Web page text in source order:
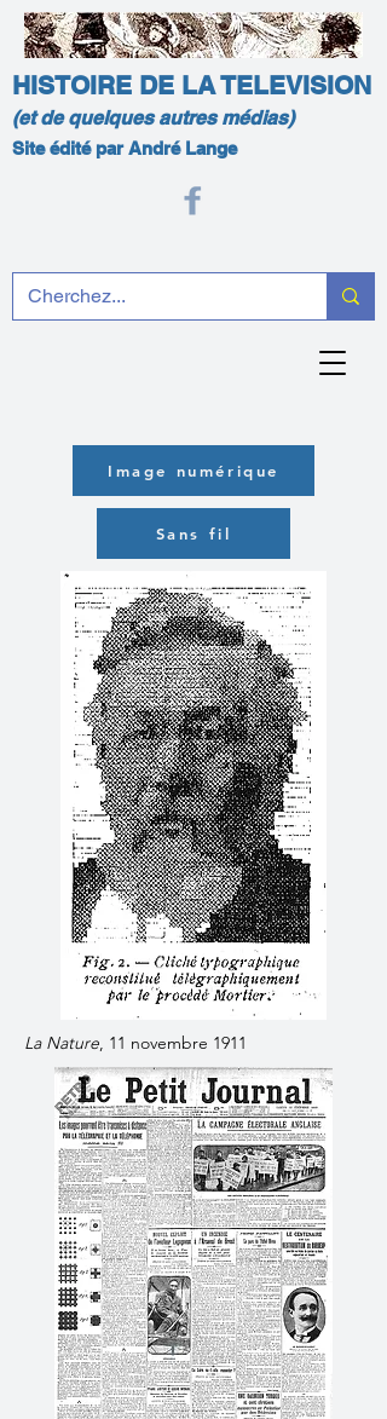
HISTOIRE DE LA TELEVISION
(et de quelques autres médias)
Site édité par André Lange
Image numérique
Sans fil
La Nature, 11 novembre 1911